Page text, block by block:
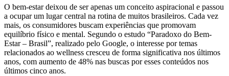
O bem-estar deixou de ser apenas um conceito aspiracional e passou
a ocupar um lugar central na rotina de muitos brasileiros. Cada vez
mais, os consumidores buscam experiências que promovam
equilíbrio físico e mental. Segundo o estudo “Paradoxo do Bem-
Estar – Brasil”, realizado pelo Google, o interesse por temas
relacionados ao wellness cresceu de forma significativa nos últimos
anos, com aumento de 48% nas buscas por esses conteúdos nos
últimos cinco anos.